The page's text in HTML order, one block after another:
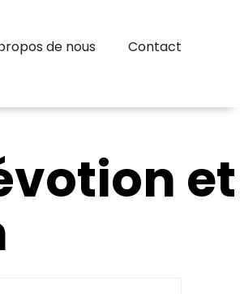
de nous Contact
et